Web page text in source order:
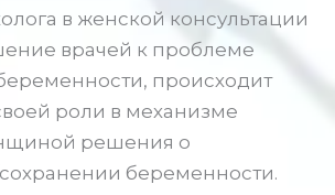
в женской консультации
врачей к проблеме
происходит
роли в механизме
решения о
беременности.